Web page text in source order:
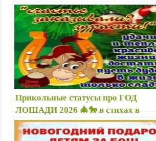
e
b
o
o
k
t
s
A
p
p
e
r
e
g
r
a
m
o
k
l
a
s
s
n
i
k
i
t
e
r
e
s
t
l
.
R
u
Прикольные статусы про ГОД
ЛОШАДИ 2026 🎄🐎 в стихах в
картинках